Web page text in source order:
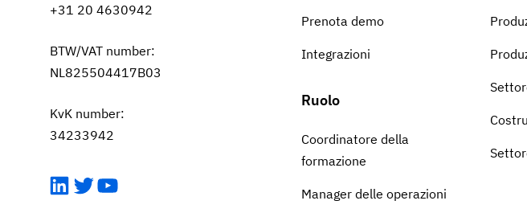
+31 20 4630942
BTW/VAT number:
NL825504417B03
KvK number:
34233942
LinkedIn
TwitterYouTube
Prenota demo
Integrazioni
Ruolo
Coordinatore della
formazione
Manager delle operazioni